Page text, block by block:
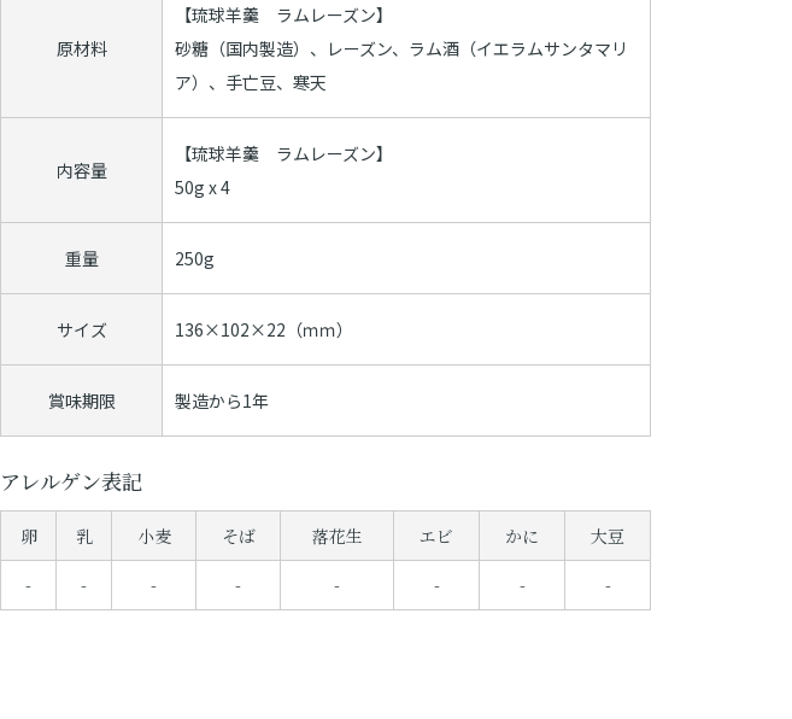
原材料
【琉球羊羹 ラムレーズン】
砂糖（国内製造）、レーズン、ラム酒（イエラムサンタマリ
ア）、手亡豆、寒天
内容量
【琉球羊羹 ラムレーズン】
50g x 4
重量 250g
サイズ 136×102×22（ｍｍ）
賞味期限 製造から1年
アレルゲン表記
卵 乳 小麦 そば 落花生 エビ かに 大豆
- - - - - - - -